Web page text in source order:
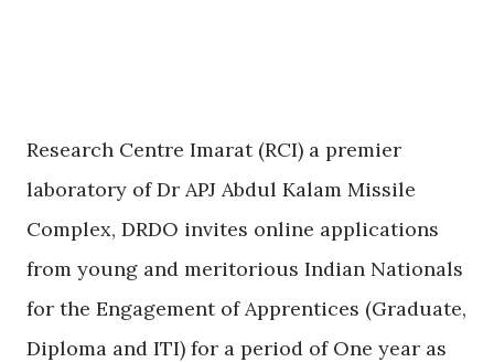
Research Centre Imarat (RCI) a premier
laboratory of Dr APJ Abdul Kalam Missile
Complex, DRDO invites online applications
from young and meritorious Indian Nationals
for the Engagement of Apprentices (Graduate,
Diploma and ITI) for a period of One year as